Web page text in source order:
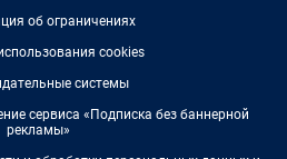
об ограничениях
cookies
системы
сервиса «Подписка без баннерной
рекламы»